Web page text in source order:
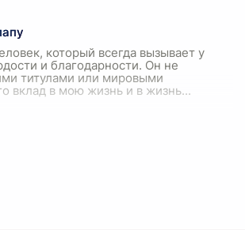
который всегда вызывает у
и благодарности. Он не
титулами или мировыми
вклад в мою жизнь и в жизнь...